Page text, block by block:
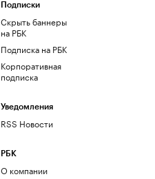
Подписки
Скрыть баннеры
на РБК
Подписка на РБК
Корпоративная
подписка
Уведомления
RSS Новости
РБК
О компании